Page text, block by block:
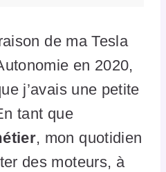
de ma Tesla
en 2020,
j’avais une petite
tant que
, mon quotidien
des moteurs, à